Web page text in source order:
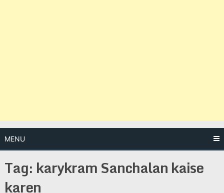
MENU
Tag: karykram Sanchalan kaise
karen